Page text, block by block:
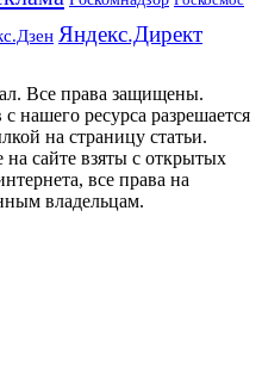
Яндекс.Директ
Все права защищены.
нашего ресурса разрешается
на страницу статьи.
сайте взяты с открытых
все права на
владельцам.